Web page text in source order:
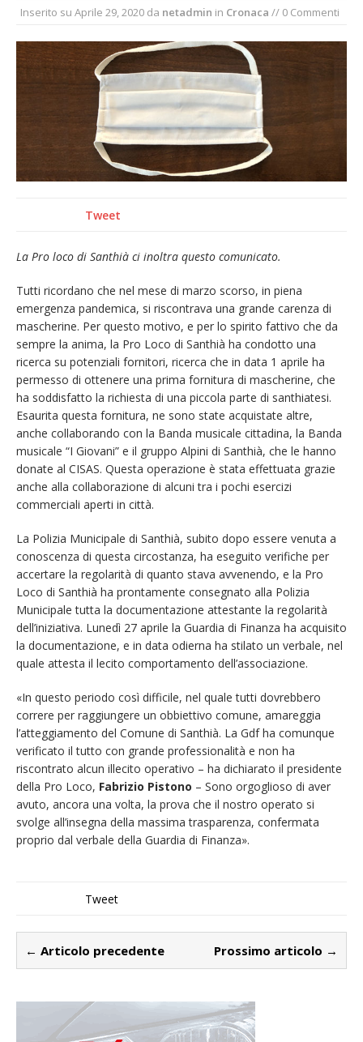
Nuovo fronte delle fiamme: vasto incendio
alle pendici del Monte Barone
Centinaia di vercellesi a Oropa per il
pellegrinaggio diocesano
Intervento dei vigili del fuoco per un
incendio di sterpaglie a Caresanablot
Dieci anni fa l’ingresso a Vercelli
dell’arcivescovo mons. Marco Arnolfo
Inserito su Aprile 29, 2020 da netadmin in Cronaca // 0 Commenti
Tweet
La Pro loco di Santhià ci inoltra questo comunicato.
Tutti ricordano che nel mese di marzo scorso, in piena
emergenza pandemica, si riscontrava una grande carenza di
mascherine. Per questo motivo, e per lo spirito fattivo che da
sempre la anima, la Pro Loco di Santhià ha condotto una
ricerca su potenziali fornitori, ricerca che in data 1 aprile ha
permesso di ottenere una prima fornitura di mascherine, che
ha soddisfatto la richiesta di una piccola parte di santhiatesi.
Esaurita questa fornitura, ne sono state acquistate altre,
anche collaborando con la Banda musicale cittadina, la Banda
musicale “I Giovani” e il gruppo Alpini di Santhià, che le hanno
donate al CISAS. Questa operazione è stata effettuata grazie
anche alla collaborazione di alcuni tra i pochi esercizi
commerciali aperti in città.
La Polizia Municipale di Santhià, subito dopo essere venuta a
conoscenza di questa circostanza, ha eseguito verifiche per
accertare la regolarità di quanto stava avvenendo, e la Pro
Loco di Santhià ha prontamente consegnato alla Polizia
Municipale tutta la documentazione attestante la regolarità
dell’iniziativa. Lunedì 27 aprile la Guardia di Finanza ha acquisito
la documentazione, e in data odierna ha stilato un verbale, nel
quale attesta il lecito comportamento dell’associazione.
«In questo periodo così difficile, nel quale tutti dovrebbero
correre per raggiungere un obbiettivo comune, amareggia
l’atteggiamento del Comune di Santhià. La Gdf ha comunque
verificato il tutto con grande professionalità e non ha
riscontrato alcun illecito operativo – ha dichiarato il presidente
della Pro Loco, Fabrizio Pistono – Sono orgoglioso di aver
avuto, ancora una volta, la prova che il nostro operato si
svolge all’insegna della massima trasparenza, confermata
proprio dal verbale della Guardia di Finanza».
Tweet
← Articolo precedente Prossimo articolo →